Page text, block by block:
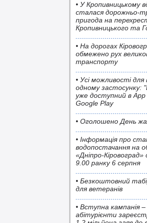
• У Кропивницькому
сталася дорожньо-
пригода на
Кропивницького та
• На дорогах
обмежено рух
транспорту
• Усі можливості для
одному
уже доступний в
Google Play
• Оголошено День
• Інформація про
водопостачання на
«Дніпро-
9.00 ранку 6 серпня
• Безкоштовний
для ветеранів
• Вступна кампанія
абітурієнти